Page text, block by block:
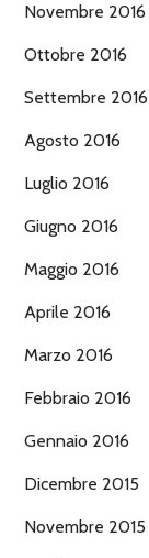
Novembre 2016
Ottobre 2016
Settembre 2016
Agosto 2016
Luglio 2016
Giugno 2016
Maggio 2016
Aprile 2016
Marzo 2016
Febbraio 2016
Gennaio 2016
Dicembre 2015
Novembre 2015